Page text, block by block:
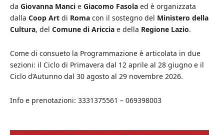
da Giovanna Manci e Giacomo Fasola ed è organizzata
dalla Coop Art di Roma con il sostegno del Ministero della
Cultura, del Comune di Ariccia e della Regione Lazio.
Come di consueto la Programmazione è articolata in due
sezioni: il Ciclo di Primavera dal 12 aprile al 28 giugno e il
Ciclo d’Autunno dal 30 agosto al 29 novembre 2026.
Info e prenotazioni: 3331375561 – 069398003